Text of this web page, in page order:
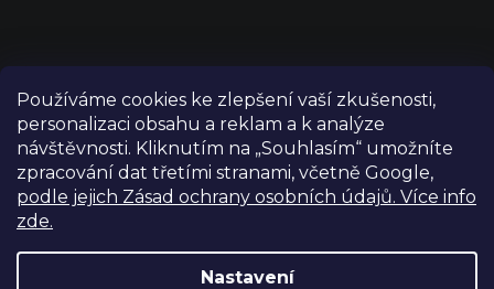
Používáme cookies ke zlepšení vaší zkušenosti,
personalizaci obsahu a reklam a k analýze
návštěvnosti. Kliknutím na „Souhlasím“ umožníte
zpracování dat třetími stranami, včetně Google,
podle jejich Zásad ochrany osobních údajů. Více info
zde.
Nastavení
Copyright 2026FILM-TECHNIKA. Všechna práva vyhrazena.
Upravit nastavení cookies